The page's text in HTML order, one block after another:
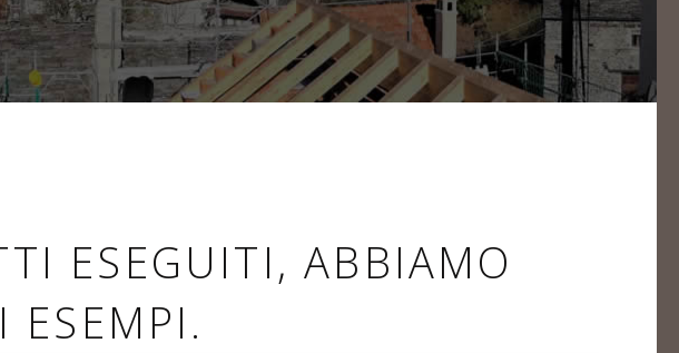
ESEGUITI, ABBIAMO
ESEMPI.